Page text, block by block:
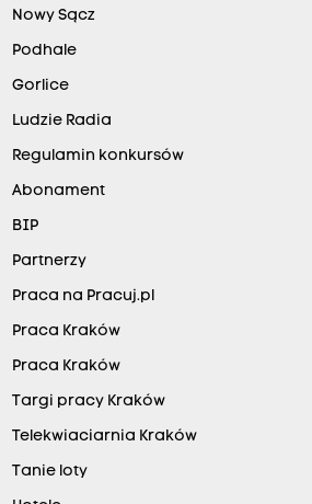
Nowy Sącz
Podhale
Gorlice
Ludzie Radia
Regulamin konkursów
Abonament
BIP
Partnerzy
Praca na Pracuj.pl
Praca Kraków
Praca Kraków
Targi pracy Kraków
Telekwiaciarnia Kraków
Tanie loty